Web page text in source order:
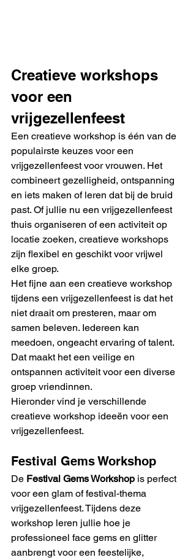
Creatieve workshops
voor een
vrijgezellenfeest
Een creatieve workshop is één van de
populairste keuzes voor een
vrijgezellenfeest voor vrouwen. Het
combineert gezelligheid, ontspanning
en iets maken of leren dat bij de bruid
past. Of jullie nu een vrijgezellenfeest
thuis organiseren of een activiteit op
locatie zoeken, creatieve workshops
zijn flexibel en geschikt voor vrijwel
elke groep.
Het fijne aan een creatieve workshop
tijdens een vrijgezellenfeest is dat het
niet draait om presteren, maar om
samen beleven. Iedereen kan
meedoen, ongeacht ervaring of talent.
Dat maakt het een veilige en
ontspannen activiteit voor een diverse
groep vriendinnen.
Hieronder vind je verschillende
creatieve workshop ideeën voor een
vrijgezellenfeest.
Festival Gems Workshop
De Festival Gems Workshop is perfect
voor een glam of festival-thema
vrijgezellenfeest. Tijdens deze
workshop leren jullie hoe je
professioneel face gems en glitter
aanbrengt voor een feestelijke,